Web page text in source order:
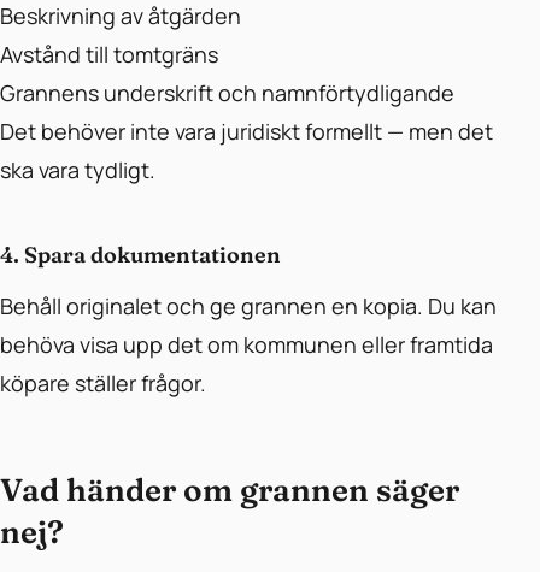
Beskrivning av åtgärden
Avstånd till tomtgräns
Grannens underskrift och namnförtydligande
Det behöver inte vara juridiskt formellt — men det
ska vara tydligt.
4. Spara dokumentationen
Behåll originalet och ge grannen en kopia. Du kan
behöva visa upp det om kommunen eller framtida
köpare ställer frågor.
Vad händer om grannen säger
nej?